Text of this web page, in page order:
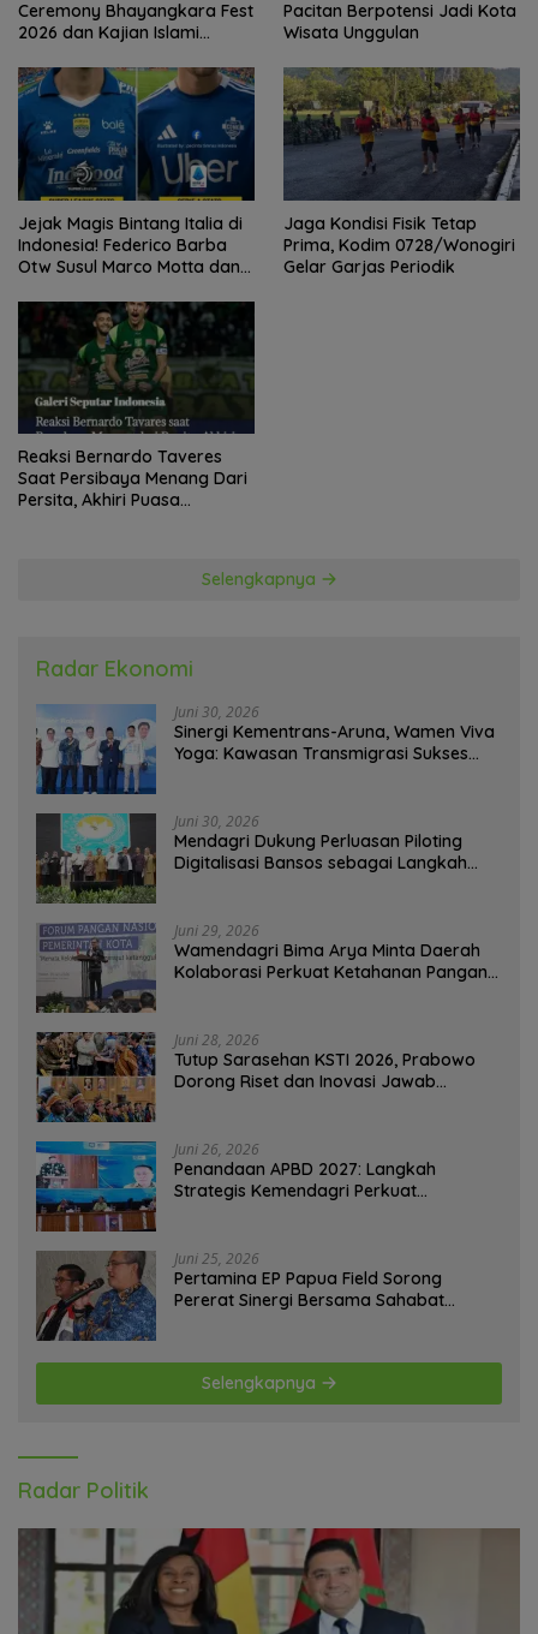
Ceremony Bhayangkara Fest
2026 dan Kajian Islami
Adi Hidayat
Pacitan Berpotensi Jadi Kota
Wisata Unggulan
Jejak Magis Bintang Italia di
Indonesia! Federico Barba
Otw Susul Marco Motta dan
Trofi?
Jaga Kondisi Fisik Tetap
Prima, Kodim 0728/Wonogiri
Gelar Garjas Periodik
Reaksi Bernardo Taveres
Saat Persibaya Menang Dari
Persita, Akhiri Puasa
Selengkapnya
Radar Ekonomi
Juni 30, 2026
Sinergi Kementrans-Aruna, Wamen Viva
Yoga: Kawasan Transmigrasi Sukses
Juni 30, 2026
Mendagri Dukung Perluasan Piloting
Digitalisasi Bansos sebagai Langkah
Juni 29, 2026
Wamendagri Bima Arya Minta Daerah
Kolaborasi Perkuat Ketahanan Pangan
Juni 28, 2026
Tutup Sarasehan KSTI 2026, Prabowo
Dorong Riset dan Inovasi Jawab
Juni 26, 2026
Penandaan APBD 2027: Langkah
Strategis Kemendagri Perkuat
Juni 25, 2026
Pertamina EP Papua Field Sorong
Pererat Sinergi Bersama Sahabat
Selengkapnya
Radar Politik